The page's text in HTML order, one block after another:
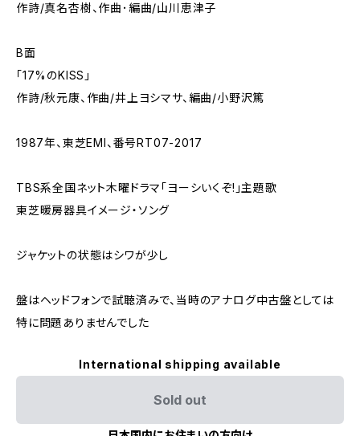
作詩/真名杏樹、作曲･編曲/山川恵津子
B面
「17%のKISS」
作詩/秋元康、作曲/井上ヨシマサ、編曲/小野沢篤
1987年、東芝EMI、番号RT07-2017
TBS系全国ネット木曜ドラマ｢ヨーシいくぞ!｣主題歌
東芝暖房器具イメージ・ソング
ジャケットの状態はシワが少し
盤はヘッドフォンで試聴済みで、当時のアナログ中古盤としては
特に問題ありませんでした
International shipping available
Sold out